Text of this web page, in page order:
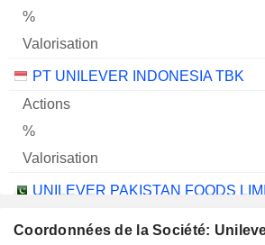
PT UNILEVER INDONESIA TBK
UNILEVER PAKISTAN FOODS
Coordonnées de la Société: